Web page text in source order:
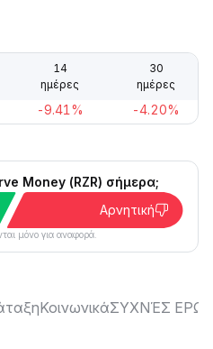
14
ημέρες
30
ημέρες
-9.41% -4.20%
Money (RZR) σήμερα;
Αρνητική
μόνο για αναφορά.
ΚοινωνικάΣΥΧΝΈΣ